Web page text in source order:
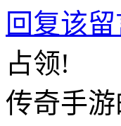
回复该
占领!
传奇手